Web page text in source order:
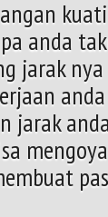
anda
jarak
jarak